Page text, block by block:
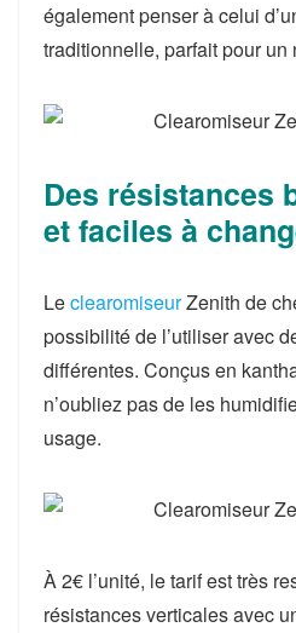
également penser à celui
traditionnelle, parfait pour un
Des résistances
et faciles à
LeclearomiseurZenith de
possibilité de l’utiliser avec
différentes. Conçus en
n’oubliez pas de les
usage.
À 2€ l’unité, le tarif est très
résistances verticales avec